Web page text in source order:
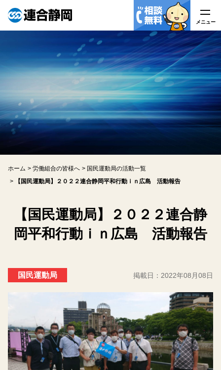
メニュー
連合静岡について
はたらく皆様へ
労働組合の皆様へ
アクセス
ホーム 労働組合の皆様へ
国民運動局の活動一覧
【国民運動局】２０２２連合静岡平和行動ｉｎ広島 活動報告
【国民運動局】２０２２連合静
岡平和行動ｉｎ広島 活動報告
国民運動局 掲載日： 2022年08月08日